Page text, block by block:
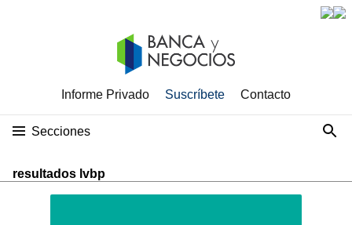
Informe Privado Suscríbete Contacto
Secciones
resultados lvbp